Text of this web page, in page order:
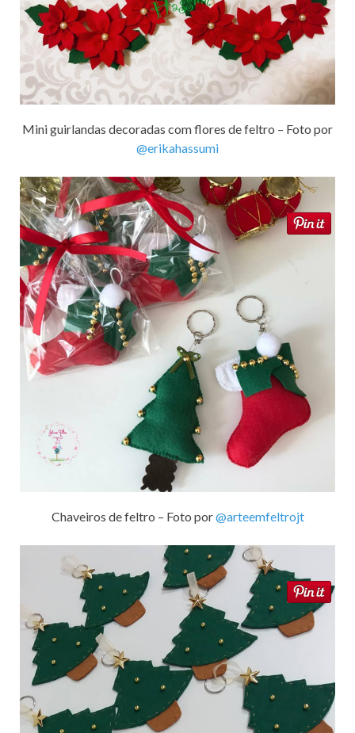
Mini guirlandas decoradas com flores de feltro – Foto por
@erikahassumi
Chaveiros de feltro – Foto por@arteemfeltrojt